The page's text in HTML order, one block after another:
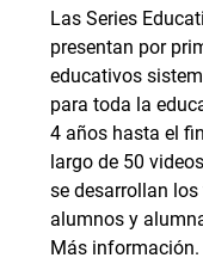
Las Series
presentan por
educativos
para toda la
4 años hasta el
largo de 50
se desarrollan
alumnos y
Más información.